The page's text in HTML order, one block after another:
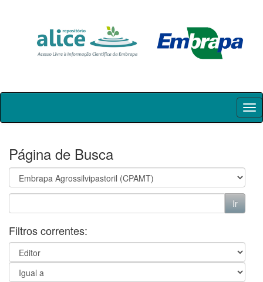
Skip
Página de Busca
Filtros correntes: